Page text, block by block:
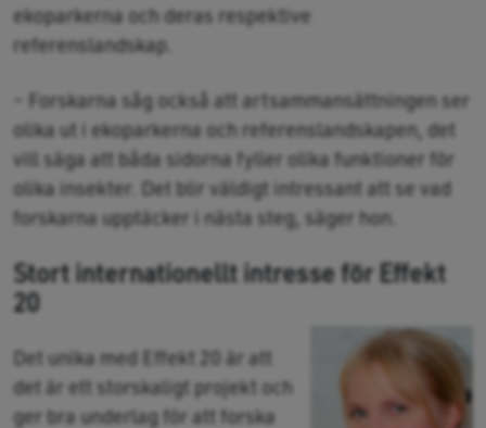
ekoparkerna och deras respektive
referenslandskap.
– Forskarna såg också att artsammansättningen ser
olika ut i ekoparkerna och referenslandskapen, det
vill säga att båda sidorna fyller olika funktioner för
olika insekter. Det blir väldigt intressant att se vad
forskarna upptäcker i nästa steg, säger hon.
Stort internationellt intresse för Effekt
20
Det unika med Effekt 20 är att
det är ett storskaligt projekt och
ger bra underlag för att forska